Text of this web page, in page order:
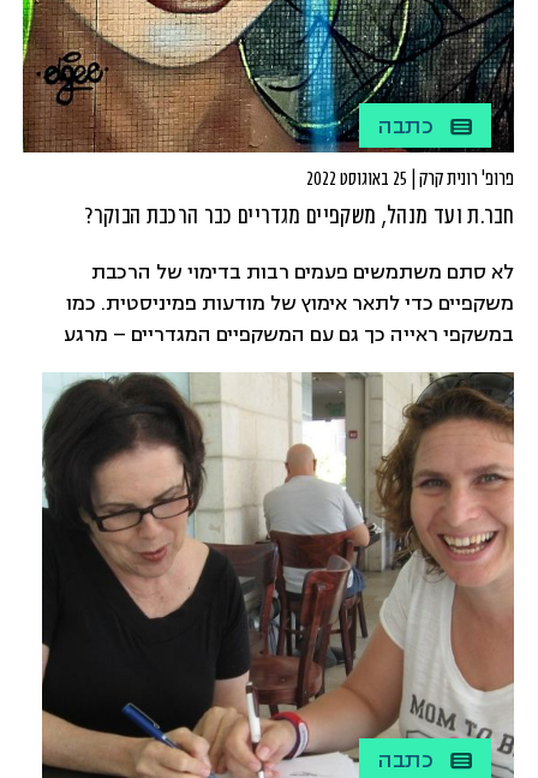
כתבה
פרופ' רונית קרק | 25 באוגוסט 2022
חבר.ת ועד מנהל, משקפיים מגדריים כבר הרכבת הבוקר?
לא סתם משתמשים פעמים רבות בדימוי של הרכבת
משקפיים כדי לתאר אימוץ של מודעות פמיניסטית. כמו
במשקפי ראייה כך גם עם המשקפיים המגדריים – מרגע
שהרכבנו אותם כבר אי אפשר לראות את המציאות
בלעדיהם. וגם, כפי שיודעות ויודעים מי שזקוקים למשקפיים,
המספר עולה עם הזמן. ככל שאנחנו מאמצים את הראייה
המגדרית, כך אנחנו מחדדות את הרגישות המגדרית שלנו
ומתחילות לשים לב לעוד ועוד היבטים במציאות חיינו
שמושפעים מיחסי הכוח המגדריים ודורשים שינוי.
המשקפיים המגדריים הם כלי עוצמתי ויעיל שמאפשר לנו
לפעול ולקדם חברה שוויונית וצודקת יותר.
כתבה